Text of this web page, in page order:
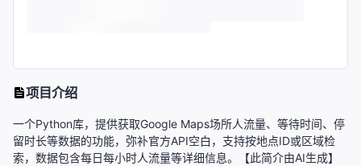
项目介绍
一个Python库，提供获取Google Maps场所人流量、等待时间、停
留时长等数据的功能，弥补官方API空白，支持按地点ID或区域检
索，数据包含每日每小时人流量等详细信息。【此简介由AI生成】